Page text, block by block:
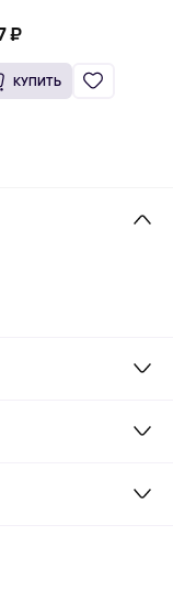
₽
КУПИТЬ